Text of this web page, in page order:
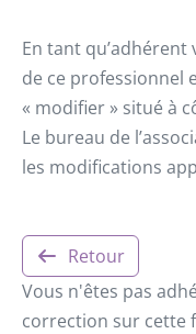
En tant
de ce professionnel
« modifier » situé à
Le bureau de
les modifications
Retour
Vous n'êtes pas
correction sur cette